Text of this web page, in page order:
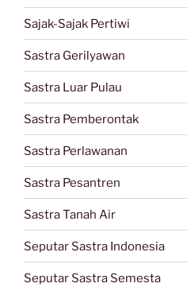
Sajak-Sajak Pertiwi
Sastra Gerilyawan
Sastra Luar Pulau
Sastra Pemberontak
Sastra Perlawanan
Sastra Pesantren
Sastra Tanah Air
Seputar Sastra Indonesia
Seputar Sastra Semesta